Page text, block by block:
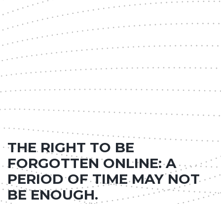
THE RIGHT TO BE
FORGOTTEN ONLINE: A
PERIOD OF TIME MAY NOT
BE ENOUGH.